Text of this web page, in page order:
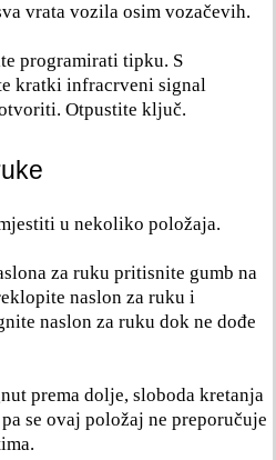
vrata vozila osim vozačevih.
programirati tipku. S
kratki infracrveni signal
Otpustite ključ.
u nekoliko položaja.
za ruku pritisnite gumb na
naslon za ruku i
naslon za ruku dok ne dođe
prema dolje, sloboda kretanja
se ovaj položaj ne preporučuje